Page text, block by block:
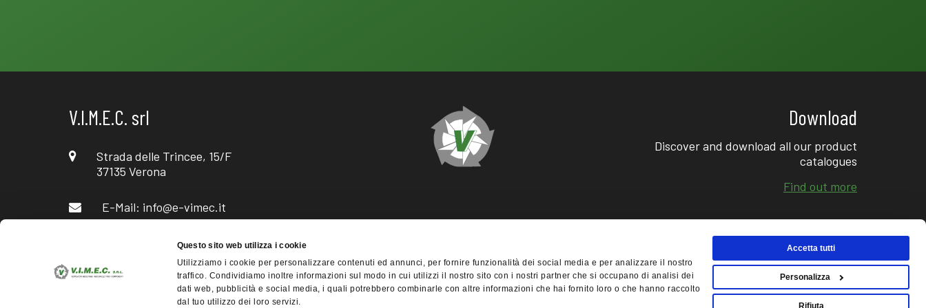
Questo sito web utilizza i cookie
Utilizziamo i cookie per personalizzare contenuti ed annunci, per fornire funzionalità dei social media e per analizzare il nostro
traffico. Condividiamo inoltre informazioni sul modo in cui utilizzi il nostro sito con i nostri partner che si occupano di analisi dei
dati web, pubblicità e social media, i quali potrebbero combinarle con altre informazioni che hai fornito loro o che hanno raccolto
dal tuo utilizzo dei loro servizi.
Accetta tutti
Personalizza
Rifiuta
V.I.M.E.C. srl
Strada delle Trincee, 15/F
37135 Verona
E-Mail: info@e-vimec.it
Tel: +39 045 855 0798
Download
Discover and download all our product
catalogues
Find out more
P.IVA 02655560239 Copyright 2023 - All rights reserved - made with